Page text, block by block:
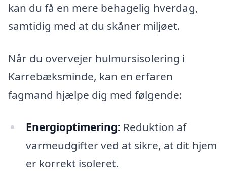
kan du få en mere behagelig hverdag,
samtidig med at du skåner miljøet.
Når du overvejer hulmursisolering i
Karrebæksminde, kan en erfaren
fagmand hjælpe dig med følgende:
Energioptimering: Reduktion af
varmeudgifter ved at sikre, at dit hjem
er korrekt isoleret.